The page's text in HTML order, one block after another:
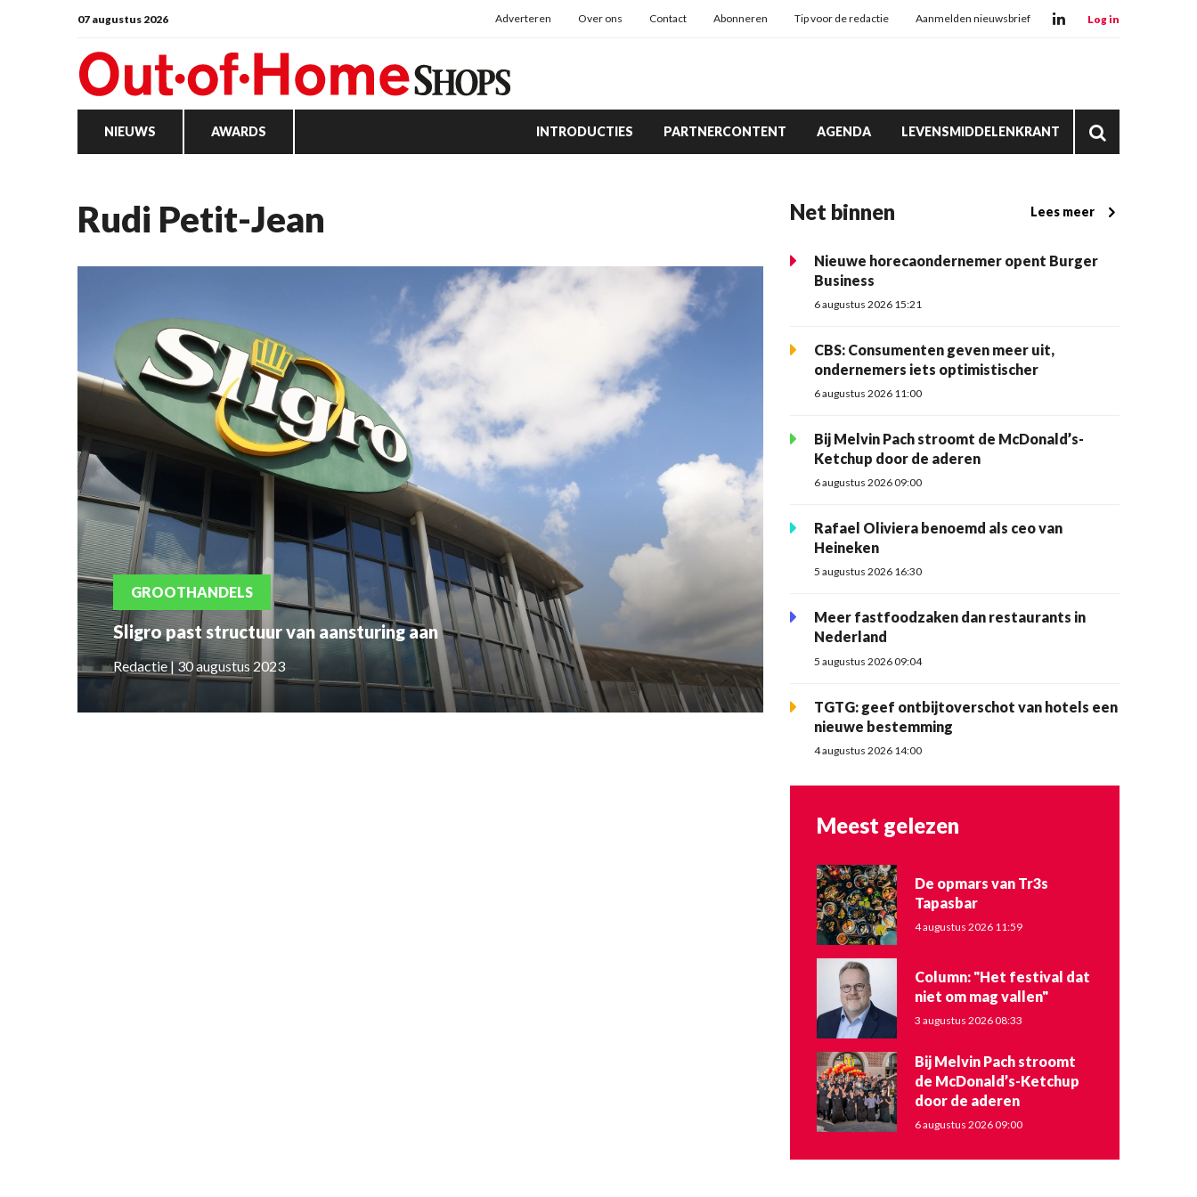
07 augustus 2026 Adverteren Over ons Contact Abonneren Tip voor de redactie Aanmelden nieuwsbrief Log in
NIEUWS AWARDS INTRODUCTIES PARTNERCONTENT AGENDA LEVENSMIDDELENKRANT
Rudi Petit-Jean
GROOTHANDELS
Sligro past structuur van aansturing aan
Redactie | 30 augustus 2023
Net binnen Lees meer
Nieuwe horecaondernemer opent Burger
Business
6 augustus 2026 15:21
CBS: Consumenten geven meer uit,
ondernemers iets optimistischer
6 augustus 2026 11:00
Bij Melvin Pach stroomt de McDonald’s-
Ketchup door de aderen
6 augustus 2026 09:00
Rafael Oliviera benoemd als ceo van
Heineken
5 augustus 2026 16:30
Meer fastfoodzaken dan restaurants in
Nederland
5 augustus 2026 09:04
TGTG: geef ontbijtoverschot van hotels een
nieuwe bestemming
4 augustus 2026 14:00
Meest gelezen
De opmars van Tr3s
Tapasbar
4 augustus 2026 11:59
Column: "Het festival dat
niet om mag vallen"
3 augustus 2026 08:33
Bij Melvin Pach stroomt
de McDonald’s-Ketchup
door de aderen
6 augustus 2026 09:00